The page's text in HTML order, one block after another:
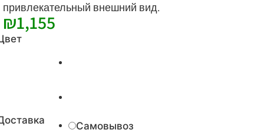
привлекательный внешний вид.
₪1,155
Самовывоз